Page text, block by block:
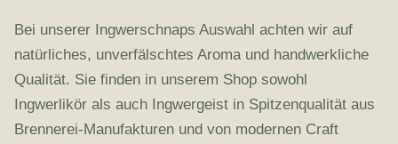
Bei unserer Ingwerschnaps Auswahl achten wir auf
natürliches, unverfälschtes Aroma und handwerkliche
Qualität. Sie finden in unserem Shop sowohl
Ingwerlikör als auch Ingwergeist in Spitzenqualität aus
Brennerei-Manufakturen und von modernen Craft